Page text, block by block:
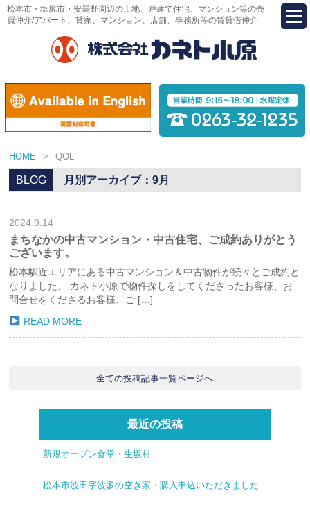
松本市・塩尻市・安曇野周辺の土地、戸建て住宅、マンション等の売
買仲介/アパート、貸家、マンション、店舗、事務所等の賃貸借仲介
HOME > QOL
BLOG 月別アーカイブ：9月
2024.9.14
まちなかの中古マンション・中古住宅、ご成約ありがとう
ございます。
松本駅近エリアにある中古マンション＆中古物件が続々とご成約と
なりました。 カネト小原で物件探しをしてくださったお客様、お
問合せをくださるお客様、ご […]
READ MORE
全ての投稿記事一覧ページへ
最近の投稿
新規オープン食堂・生坂村
松本市波田字波多の空き家・購入申込いただきました